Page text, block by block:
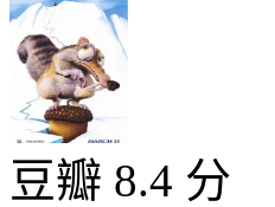
豆瓣 8.4 分